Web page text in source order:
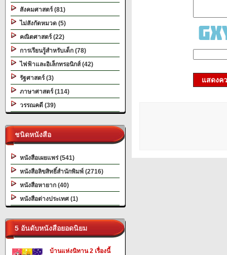
สังคมศาสตร์ (81)
ไม่สังกัดหมวด (5)
คณิตศาสตร์ (22)
การเรียนรู้สำหรับเด็ก (78)
ไฟฟ้าและอิเล็กทรอนิกส์ (42)
รัฐศาสตร์ (3)
ภาษาศาสตร์ (114)
วรรณคดี (39)
ชนิดหนังสือ
หนังสือเผยแพร่ (541)
หนังสือลิขสิทธิ์สำนักพิมพ์ (2716)
หนังสือหายาก (40)
หนังสือต่างประเทศ (1)
5 อันดับหนังสือยอดนิยม
บ้านแห่งนิทาน 2 เรื่องนี้
แสดงค